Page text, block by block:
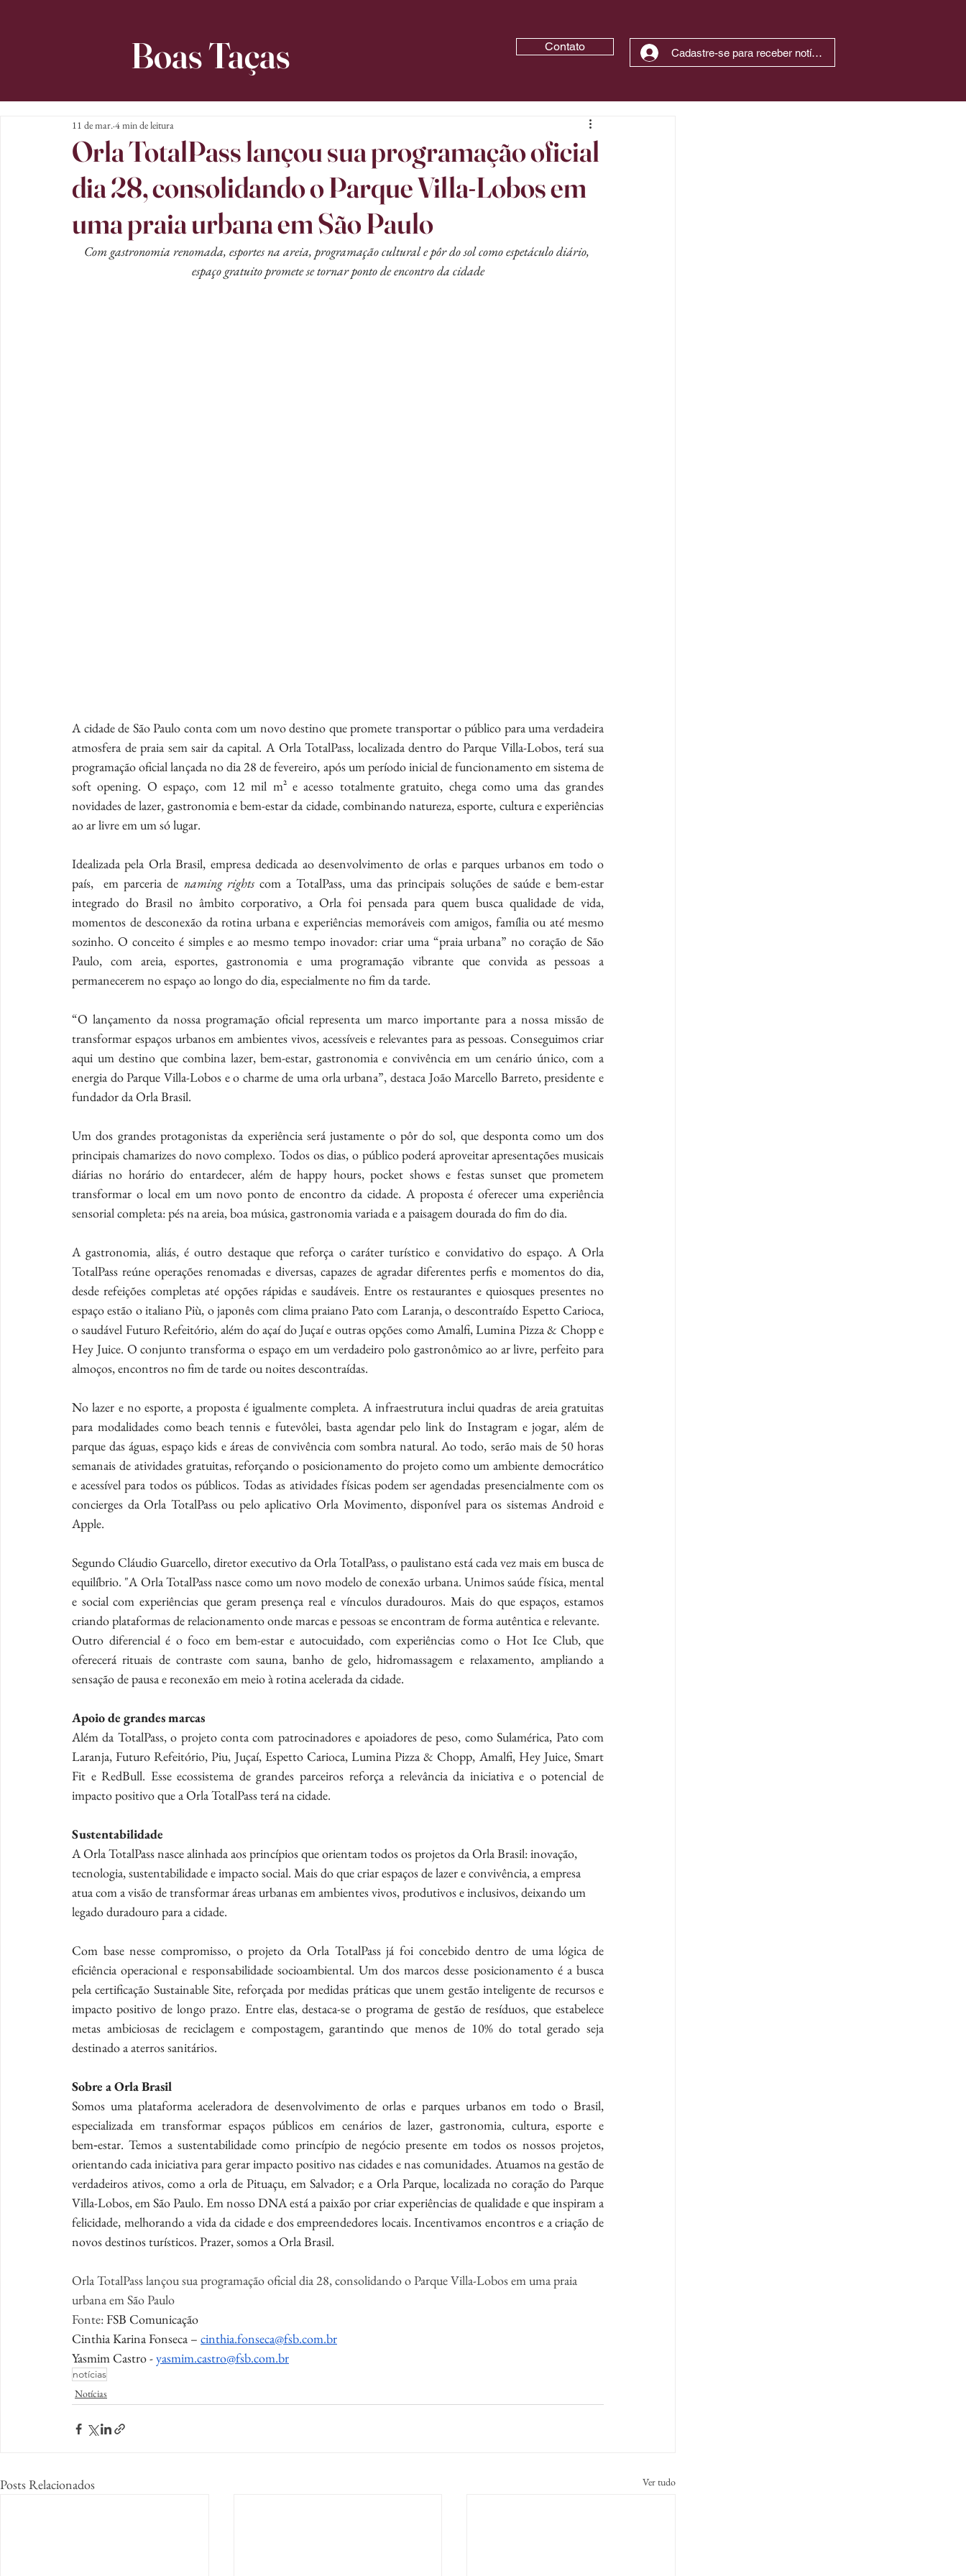
Boas Taças Contato Cadastre-se para receber notícias
Orla TotalPass lançou sua programação oficial
dia 28, consolidando o Parque Villa-Lobos em
uma praia urbana em São Paulo
11 de mar. 4 min de leitura
Com gastronomia renomada, esportes na areia, programação cultural e pôr do sol como espetáculo diário,
espaço gratuito promete se tornar ponto de encontro da cidade
A cidade de São Paulo conta com um novo destino que promete transportar o público para uma verdadeira
atmosfera de praia sem sair da capital. A Orla TotalPass, localizada dentro do Parque Villa-Lobos, terá sua
programação oficial lançada no dia 28 de fevereiro, após um período inicial de funcionamento em sistema de
soft opening. O espaço, com 12 mil m² e acesso totalmente gratuito, chega como uma das grandes
novidades de lazer, gastronomia e bem-estar da cidade, combinando natureza, esporte, cultura e experiências
ao ar livre em um só lugar.
Idealizada pela Orla Brasil, empresa dedicada ao desenvolvimento de orlas e parques urbanos em todo o
país,  em parceria de naming rights com a TotalPass, uma das principais soluções de saúde e bem-estar
integrado do Brasil no âmbito corporativo, a Orla foi pensada para quem busca qualidade de vida,
momentos de desconexão da rotina urbana e experiências memoráveis com amigos, família ou até mesmo
sozinho. O conceito é simples e ao mesmo tempo inovador: criar uma “praia urbana” no coração de São
Paulo, com areia, esportes, gastronomia e uma programação vibrante que convida as pessoas a
permanecerem no espaço ao longo do dia, especialmente no fim da tarde.
“O lançamento da nossa programação oficial representa um marco importante para a nossa missão de
transformar espaços urbanos em ambientes vivos, acessíveis e relevantes para as pessoas. Conseguimos criar
aqui um destino que combina lazer, bem-estar, gastronomia e convivência em um cenário único, com a
energia do Parque Villa-Lobos e o charme de uma orla urbana”, destaca João Marcello Barreto, presidente e
fundador da Orla Brasil.
Um dos grandes protagonistas da experiência será justamente o pôr do sol, que desponta como um dos
principais chamarizes do novo complexo. Todos os dias, o público poderá aproveitar apresentações musicais
diárias no horário do entardecer, além de happy hours, pocket shows e festas sunset que prometem
transformar o local em um novo ponto de encontro da cidade. A proposta é oferecer uma experiência
sensorial completa: pés na areia, boa música, gastronomia variada e a paisagem dourada do fim do dia.
A gastronomia, aliás, é outro destaque que reforça o caráter turístico e convidativo do espaço. A Orla
TotalPass reúne operações renomadas e diversas, capazes de agradar diferentes perfis e momentos do dia,
desde refeições completas até opções rápidas e saudáveis. Entre os restaurantes e quiosques presentes no
espaço estão o italiano Più, o japonês com clima praiano Pato com Laranja, o descontraído Espetto Carioca,
o saudável Futuro Refeitório, além do açaí do Juçaí e outras opções como Amalfi, Lumina Pizza & Chopp e
Hey Juice. O conjunto transforma o espaço em um verdadeiro polo gastronômico ao ar livre, perfeito para
almoços, encontros no fim de tarde ou noites descontraídas.
No lazer e no esporte, a proposta é igualmente completa. A infraestrutura inclui quadras de areia gratuitas
para modalidades como beach tennis e futevôlei, basta agendar pelo link do Instagram e jogar, além de
parque das águas, espaço kids e áreas de convivência com sombra natural. Ao todo, serão mais de 50 horas
semanais de atividades gratuitas, reforçando o posicionamento do projeto como um ambiente democrático
e acessível para todos os públicos. Todas as atividades físicas podem ser agendadas presencialmente com os
concierges da Orla TotalPass ou pelo aplicativo Orla Movimento, disponível para os sistemas Android e
Apple.
Segundo Cláudio Guarcello, diretor executivo da Orla TotalPass, o paulistano está cada vez mais em busca de
equilíbrio. "A Orla TotalPass nasce como um novo modelo de conexão urbana. Unimos saúde física, mental
e social com experiências que geram presença real e vínculos duradouros. Mais do que espaços, estamos
criando plataformas de relacionamento onde marcas e pessoas se encontram de forma autêntica e relevante.
Outro diferencial é o foco em bem-estar e autocuidado, com experiências como o Hot Ice Club, que
oferecerá rituais de contraste com sauna, banho de gelo, hidromassagem e relaxamento, ampliando a
sensação de pausa e reconexão em meio à rotina acelerada da cidade.
Apoio de grandes marcas
Além da TotalPass, o projeto conta com patrocinadores e apoiadores de peso, como Sulamérica, Pato com
Laranja, Futuro Refeitório, Piu, Juçaí, Espetto Carioca, Lumina Pizza & Chopp, Amalfi, Hey Juice, Smart
Fit e RedBull. Esse ecossistema de grandes parceiros reforça a relevância da iniciativa e o potencial de
impacto positivo que a Orla TotalPass terá na cidade.
Sustentabilidade
A Orla TotalPass nasce alinhada aos princípios que orientam todos os projetos da Orla Brasil: inovação,
tecnologia, sustentabilidade e impacto social. Mais do que criar espaços de lazer e convivência, a empresa
atua com a visão de transformar áreas urbanas em ambientes vivos, produtivos e inclusivos, deixando um
legado duradouro para a cidade.
Com base nesse compromisso, o projeto da Orla TotalPass já foi concebido dentro de uma lógica de
eficiência operacional e responsabilidade socioambiental. Um dos marcos desse posicionamento é a busca
pela certificação Sustainable Site, reforçada por medidas práticas que unem gestão inteligente de recursos e
impacto positivo de longo prazo. Entre elas, destaca-se o programa de gestão de resíduos, que estabelece
metas ambiciosas de reciclagem e compostagem, garantindo que menos de 10% do total gerado seja
destinado a aterros sanitários.
Sobre a Orla Brasil
Somos uma plataforma aceleradora de desenvolvimento de orlas e parques urbanos em todo o Brasil,
especializada em transformar espaços públicos em cenários de lazer, gastronomia, cultura, esporte e
bem‑estar. Temos a sustentabilidade como princípio de negócio presente em todos os nossos projetos,
orientando cada iniciativa para gerar impacto positivo nas cidades e nas comunidades. Atuamos na gestão de
verdadeiros ativos, como a orla de Pituaçu, em Salvador; e a Orla Parque, localizada no coração do Parque
Villa-Lobos, em São Paulo. Em nosso DNA está a paixão por criar experiências de qualidade e que inspiram a
felicidade, melhorando a vida da cidade e dos empreendedores locais. Incentivamos encontros e a criação de
novos destinos turísticos. Prazer, somos a Orla Brasil.
Orla TotalPass lançou sua programação oficial dia 28, consolidando o Parque Villa-Lobos em uma praia
urbana em São Paulo
Fonte: FSB Comunicação
Cinthia Karina Fonseca – cinthia.fonseca@fsb.com.br
Yasmim Castro - yasmim.castro@fsb.com.br
notícias
Notícias
Posts Relacionados Ver tudo